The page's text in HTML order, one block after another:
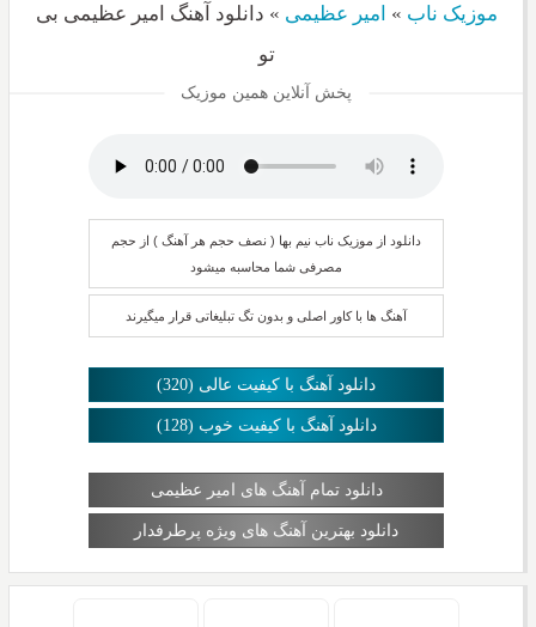
موزیک ناب » امیر عظیمی » دانلود آهنگ امیر عظیمی بی
تو
پخش آنلاین همین موزیک
دانلود از موزیک ناب نیم بها ( نصف حجم هر آهنگ ) از حجم
مصرفی شما محاسبه میشود
آهنگ ها با کاور اصلی و بدون تگ تبلیغاتی قرار میگیرند
دانلود آهنگ با کیفیت عالی (320)
دانلود آهنگ با کیفیت خوب (128)
دانلود تمام آهنگ های امیر عظیمی
دانلود بهترین آهنگ های ویژه پرطرفدار